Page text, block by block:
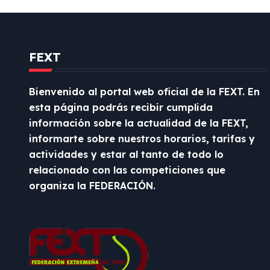
e
t
r
a
d
a
s
FEXT
Bienvenido al portal web oficial de la FEXT. En
esta página podrás recibir cumplida
información sobre la actualidad de la FEXT,
informarte sobre nuestros horarios, tarifas y
actividades y estar al tanto de todo lo
relacionado con las competiciones que
organiza la FEDERACIÓN.